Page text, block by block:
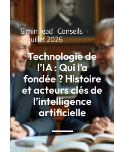
6 min read
Conseils
22 juillet 2026
Technologie de
l’IA : Qui l’a
fondée ? Histoire
et acteurs clés de
l’intelligence
artificielle